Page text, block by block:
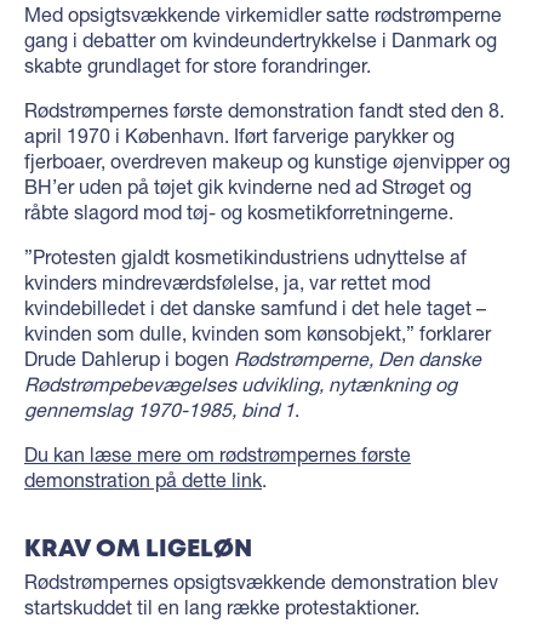
Med opsigtsvækkende virkemidler satte rødstrømperne
gang i debatter om kvindeundertrykkelse i Danmark og
skabte grundlaget for store forandringer.
Rødstrømpernes første demonstration fandt sted den 8.
april 1970 i København. Iført farverige parykker og
fjerboaer, overdreven makeup og kunstige øjenvipper og
BH’er uden på tøjet gik kvinderne ned ad Strøget og
råbte slagord mod tøj- og kosmetikforretningerne.
”Protesten gjaldt kosmetikindustriens udnyttelse af
kvinders mindreværdsfølelse, ja, var rettet mod
kvindebilledet i det danske samfund i det hele taget –
kvinden som dulle, kvinden som kønsobjekt,” forklarer
Drude Dahlerup i bogen Rødstrømperne, Den danske
Rødstrømpebevægelses udvikling, nytænkning og
gennemslag 1970-1985, bind 1
Du kan læse mere om rødstrømpernes første
demonstration på dette link
KRAV OM LIGELØN
Rødstrømpernes opsigtsvækkende demonstration blev
startskuddet til en lang række protestaktioner.